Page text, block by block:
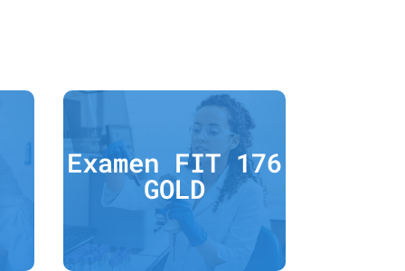
Examen FIT 176
GOLD
Analiza 176 ALIMENTOS +
INTESTINO PERMEABLE
Más información